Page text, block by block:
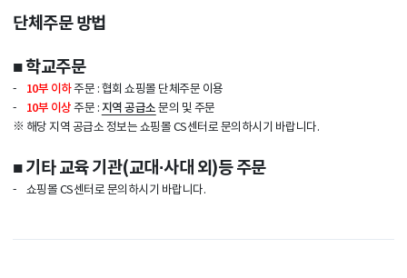
단체주문 방법
■ 학교주문
- 10부 이하주문 : 협회 쇼핑몰 단체주문 이용
-
10부 이상 주문 : 지역 공급소 문의 및 주문
※ 해당 지역 공급소 정보는 쇼핑몰 CS센터로 문의하시기 바랍니다.
■ 기타 교육 기관(교대·사대 외)등 주문
- 쇼핑몰 CS센터로 문의하시기 바랍니다.